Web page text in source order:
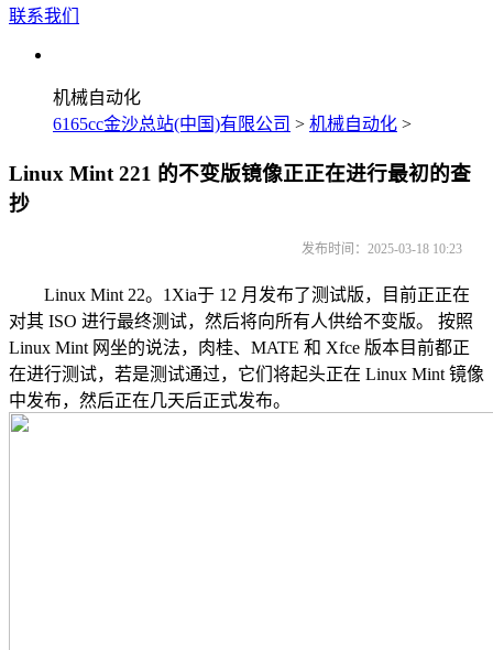
联系我们
机械自动化
6165cc金沙总站(中国)有限公司 > 机械自动化 >
Linux Mint 221 的不变版镜像正正在进行最初的查
抄
发布时间：2025-03-18 10:23
Linux Mint 22。1Xia于 12 月发布了测试版，目前正正在
对其 ISO 进行最终测试，然后将向所有人供给不变版。 按照
Linux Mint 网坐的说法，肉桂、MATE 和 Xfce 版本目前都正
在进行测试，若是测试通过，它们将起头正在 Linux Mint 镜像
中发布，然后正在几天后正式发布。